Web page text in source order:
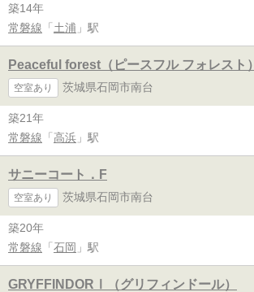
築14年
常磐線 「 土浦 」駅
Peaceful forest（ピースフル フォレスト）
空室あり 茨城県石岡市南台
築21年
常磐線 「 高浜 」駅
サニーコート．F
空室あり 茨城県石岡市南台
築20年
常磐線 「 石岡 」駅
GRYFFINDORⅠ（グリフィンドール）